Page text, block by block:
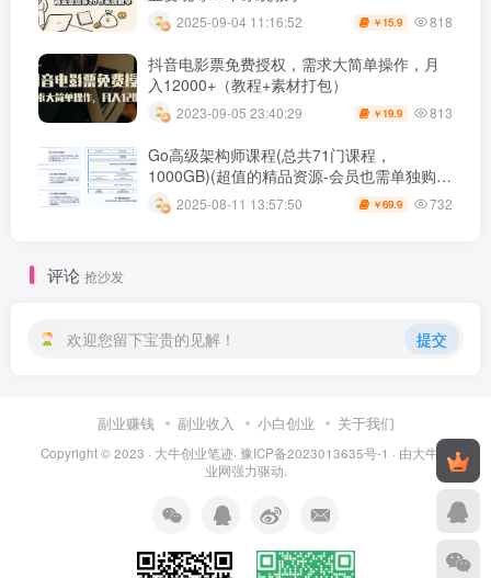
2025-09-04 11:16:52 ￥ 15.9 818
抖音电影票免费授权，需求大简单操作，月
入12000+（教程+素材打包）
2023-09-05 23:40:29 ￥ 19.9 813
Go高级架构师课程(总共71门课程，
1000GB)(超值的精品资源-会员也需单独购买
哦)
2025-08-11 13:57:50 ￥69.9 732
评论 抢沙发
欢迎您留下宝贵的见解！ 提交
副业赚钱 副业收入 小白创业 关于我们
Copyright © 2023 · 大牛创业笔迹· 豫ICP备2023013635号-1 · 由大牛创
业网强力驱动.